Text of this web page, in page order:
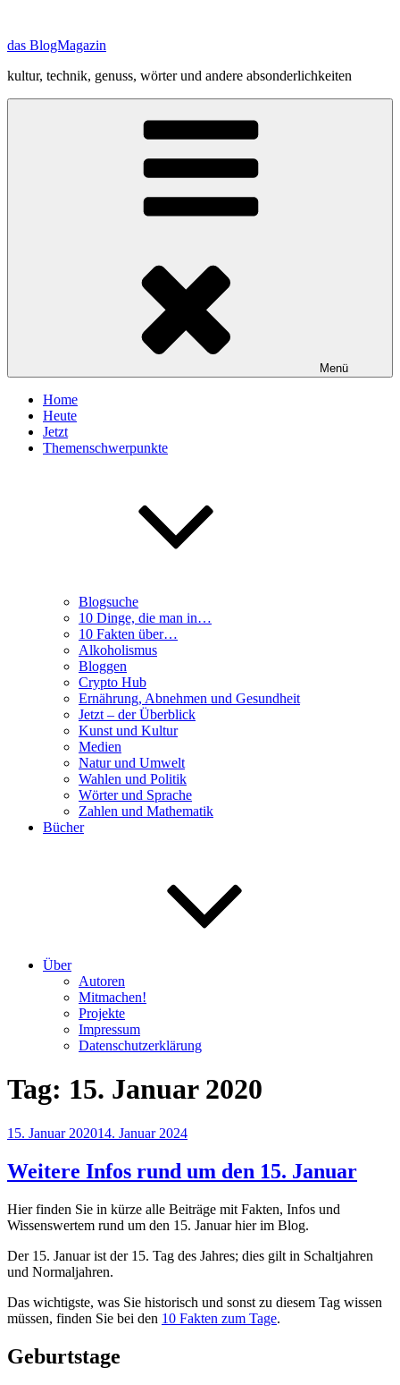
springen
das BlogMagazin
kultur, technik, genuss, wörter und andere absonderlichkeiten
Menü
Home
Heute
Jetzt
Themenschwerpunkte
Blogsuche
10 Dinge, die man in…
10 Fakten über…
Alkoholismus
Bloggen
Crypto Hub
Ernährung, Abnehmen und Gesundheit
Jetzt – der Überblick
Kunst und Kultur
Medien
Natur und Umwelt
Wahlen und Politik
Wörter und Sprache
Zahlen und Mathematik
Bücher
Über
Autoren
Mitmachen!
Projekte
Impressum
Datenschutzerklärung
Tag: 15. Januar 2020
Veröffentlicht
15. Januar 202014. Januar 2024
Weitere Infos rund um den 15. Januar
Hier finden Sie in kürze alle Beiträge mit Fakten, Infos und
Wissenswertem rund um den 15. Januar hier im Blog.
Der 15. Januar ist der 15. Tag des Jahres; dies gilt in Schaltjahren
und Normaljahren.
Das wichtigste, was Sie historisch und sonst zu diesem Tag wissen
müssen, finden Sie bei den 10 Fakten zum Tage.
Geburtstage